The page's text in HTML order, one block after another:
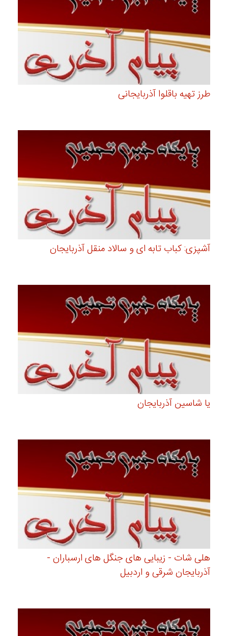
طرز تهیه باقلوا آذربایجانی
آشپزی: کباب تابه ای و سالاد منقل آذربایجان
یا شاسین آذربایجان
هلی شات - زیبایی های جنگل های ارسباران -
آذربایجان شرقی و اردبیل